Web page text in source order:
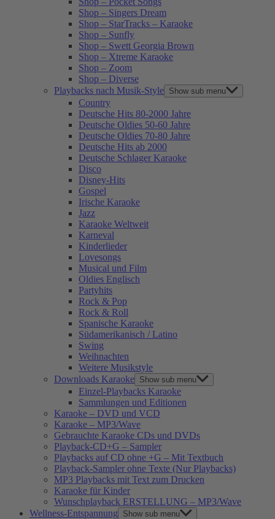
Shop – Singers Dream
Shop – StarTracks – Karaoke
Shop – Sunfly
Shop – Swett Georgia Brown
Shop – Xtreme Karaoke
Shop – Zoom
Shop – Diverse
Playbacks nach Musik-Style Show sub menu
Country
Deutsche Hits 80-2000 Jahre
Deutsche Oldies 50-60 Jahre
Deutsche Oldies 70-80 Jahre
Deutsche Hits ab 2000
Deutsche Schlager Karaoke
Disco
Disney-Hits
Gospel
Irische Karaoke
Jazz
Karaoke Weltweit
Karneval
Kinderlieder
Lovesongs
Musical und Film
Oldies Englisch
Partyhits
Rock & Pop
Rock & Roll
Spanische Karaoke
Südamerikanisch / Latino
Swing
Weihnachten
Weitere Musikstyle
Downloads Karaoke Show sub menu
Einzel-Playbacks Karaoke
Sammlungen und Editionen
Karaoke – DVD und VCD
Karaoke – MP3/Wave
Gebrauchte Karaoke CDs und DVDs
Playback-CD+G – Sampler
Playbacks auf CD ohne +G – Mit Textbuch
Playback-Sampler ohne Texte (Nur Playbacks)
MP3 Playbacks mit Text zum Drucken
Karaoke für Kinder
Wunschplayback ERSTELLUNG – MP3/Wave
Wellness-Entspannung
Show sub menu